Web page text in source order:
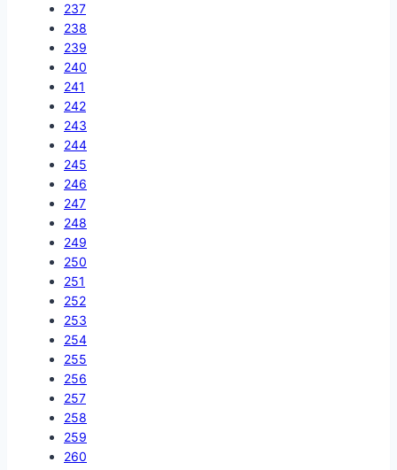
237
238
239
240
241
242
243
244
245
246
247
248
249
250
251
252
253
254
255
256
257
258
259
260